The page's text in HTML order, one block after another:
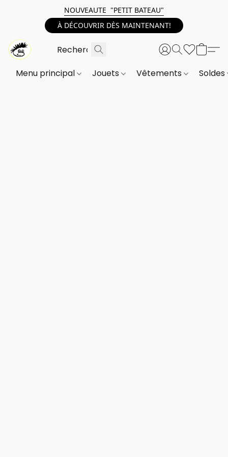
NOUVEAUTE "PETIT BATEAU"
À DÉCOUVRIR DÈS MAINTENANT!
Menu principal Jouets Vêtements Soldes